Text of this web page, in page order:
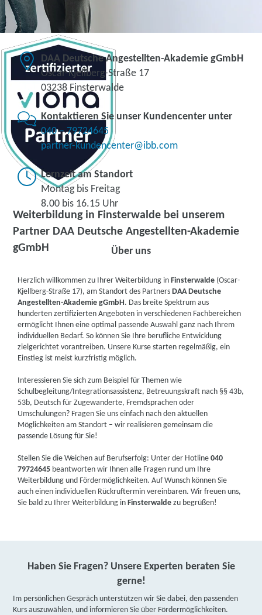
Weiterbildung in Finsterwalde bei unserem
Partner DAA Deutsche Angestellten-Akademie
gGmbH
DAA Deutsche Angestellten-Akademie gGmbH
Oscar-Kjellberg-Straße 17
03238 Finsterwalde
Kontaktieren Sie unser Kundencenter unter
040 – 79724645
partner-kundencenter@ibb.com
Lernzeit am Standort
Montag bis Freitag
8.00 bis 16.15 Uhr
Über uns
Herzlich willkommen zu Ihrer Weiterbildung inFinsterwalde (Oscar-
Kjellberg-Straße 17), am Standort des PartnersDAA Deutsche
Angestellten-Akademie gGmbH. Das breite Spektrum aus
hunderten zertifizierten Angeboten in verschiedenen Fachbereichen
ermöglicht Ihnen eine optimal passende Auswahl ganz nach Ihrem
individuellen Bedarf. So können Sie Ihre berufliche Entwicklung
zielgerichtet vorantreiben. Unsere Kurse starten regelmäßig, ein
Einstieg ist meist kurzfristig möglich.
Interessieren Sie sich zum Beispiel für Themen wie
Schulbegleitung/Integrationsassistenz, Betreuungskraft nach §§ 43b,
53b, Deutsch für Zugewanderte, Fremdsprachen oder
Umschulungen? Fragen Sie uns einfach nach den aktuellen
Möglichkeiten am Standort – wir realisieren gemeinsam die
passende Lösung für Sie!
Stellen Sie die Weichen auf Berufserfolg: Unter der Hotline040
79724645 beantworten wir Ihnen alle Fragen rund um Ihre
Weiterbildung und Fördermöglichkeiten. Auf Wunsch können Sie
auch einen individuellen Rückruftermin vereinbaren. Wir freuen uns,
Sie bald zu Ihrer Weiterbildung inFinsterwalde zu begrüßen!
Haben Sie Fragen? Unsere Experten beraten Sie
gerne!
Im persönlichen Gespräch unterstützen wir Sie dabei, den passenden
Kurs auszuwählen, und informieren Sie über Fördermöglichkeiten.